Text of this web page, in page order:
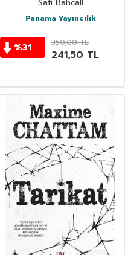
Ve Sektörleri Dönüştüren
Çılgınca Fi
Safi Bahcall
Panama Yayıncılık
%31 350,00TL
241,50 TL